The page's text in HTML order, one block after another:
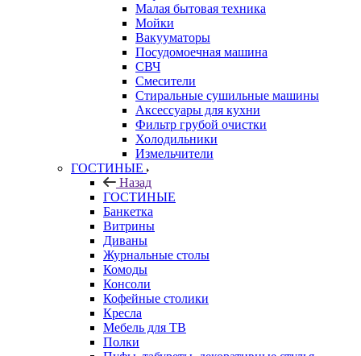
Малая бытовая техника
Мойки
Вакууматоры
Посудомоечная машина
СВЧ
Смесители
Стиральные сушильные машины
Аксессуары для кухни
Фильтр грубой очистки
Холодильники
Измельчители
ГОСТИНЫЕ
Назад
ГОСТИНЫЕ
Банкетка
Витрины
Диваны
Журнальные столы
Комоды
Консоли
Кофейные столики
Кресла
Мебель для ТВ
Полки